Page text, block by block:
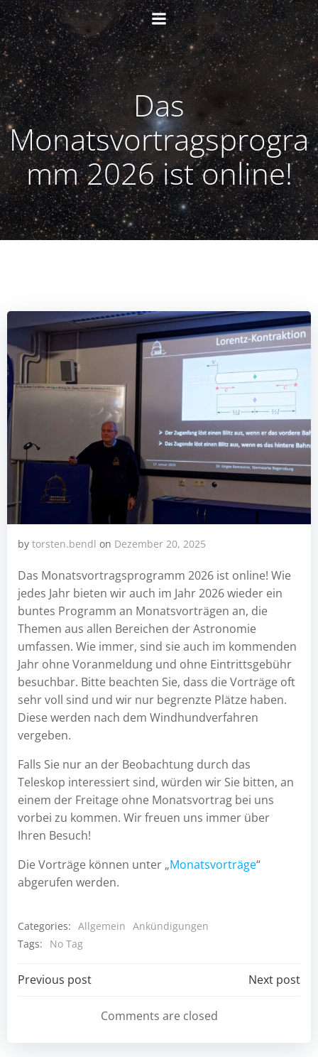
Zum
Inhalt
springen
Das
Monatsvortragsprogra
mm 2026 ist online!
by torsten.bendl on Dezember 20, 2025
Das Monatsvortragsprogramm 2026 ist online! Wie
jedes Jahr bieten wir auch im Jahr 2026 wieder ein
buntes Programm an Monatsvorträgen an, die
Themen aus allen Bereichen der Astronomie
umfassen. Wie immer, sind sie auch im kommenden
Jahr ohne Voranmeldung und ohne Eintrittsgebühr
besuchbar. Bitte beachten Sie, dass die Vorträge oft
sehr voll sind und wir nur begrenzte Plätze haben.
Diese werden nach dem Windhundverfahren
vergeben.
Falls Sie nur an der Beobachtung durch das
Teleskop interessiert sind, würden wir Sie bitten, an
einem der Freitage ohne Monatsvortrag bei uns
vorbei zu kommen. Wir freuen uns immer über
Ihren Besuch!
Die Vorträge können unter „Monatsvorträge“
abgerufen werden.
Categories: Allgemein Ankündigungen
Tags:
No Tag
Post
navigation
Previous post
navigation
Next post
Comments are closed